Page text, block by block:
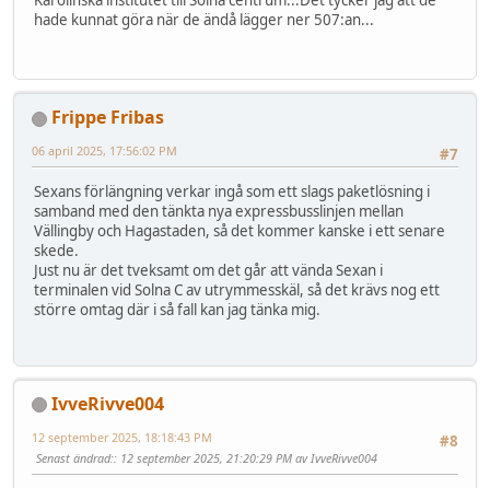
hade kunnat göra när de ändå lägger ner 507:an...
Frippe Fribas
#7
06 april 2025, 17:56:02 PM
Sexans förlängning verkar ingå som ett slags paketlösning i
samband med den tänkta nya expressbusslinjen mellan
Vällingby och Hagastaden, så det kommer kanske i ett senare
skede.
Just nu är det tveksamt om det går att vända Sexan i
terminalen vid Solna C av utrymmesskäl, så det krävs nog ett
större omtag där i så fall kan jag tänka mig.
IvveRivve004
#8
12 september 2025, 18:18:43 PM
Senast ändrad:: 12 september 2025, 21:20:29 PM av IvveRivve004